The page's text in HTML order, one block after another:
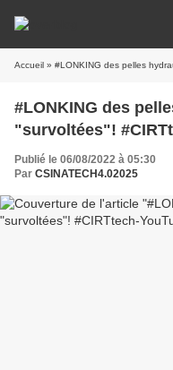
Accueil » #LONKING des pelles
#LONKING des
"survoltées"!
Publié le 06/08/2022 à 05:30
Par CSINATECH4.02025